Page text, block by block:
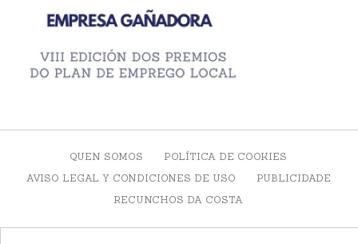
QUEN SOMOS
POLÍTICA DE COOKIES
AVISO LEGAL Y CONDICIONES DE USO
PUBLICIDADE
RECUNCHOS DA COSTA